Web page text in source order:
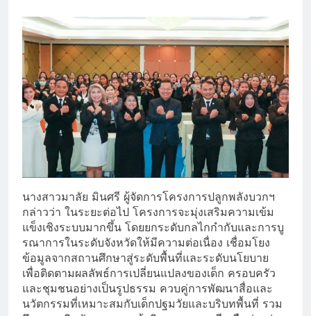
นางสาวมาลัย มินศรี ผู้จัดการโครงการปลูกพลังบวกฯ
กล่าวว่า ในระยะต่อไป โครงการจะมุ่งเสริมความเข้ม
แข็งเชิงระบบมากขึ้น โดยยกระดับกลไกกำกับและการบู
รณาการในระดับจังหวัดให้มีความต่อเนื่อง เชื่อมโยง
ข้อมูลจากสถานศึกษาสู่ระดับพื้นที่และระดับนโยบาย
เพื่อติดตามผลลัพธ์การเปลี่ยนแปลงของเด็ก ครอบครัว
และชุมชนอย่างเป็นรูปธรรม ควบคู่การพัฒนาสื่อและ
นวัตกรรมที่เหมาะสมกับเด็กปฐมวัยและบริบทพื้นที่ รวม